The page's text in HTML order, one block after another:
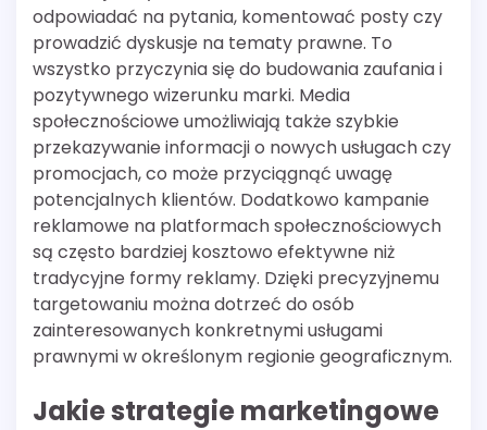
odpowiadać na pytania, komentować posty czy
prowadzić dyskusje na tematy prawne. To
wszystko przyczynia się do budowania zaufania i
pozytywnego wizerunku marki. Media
społecznościowe umożliwiają także szybkie
przekazywanie informacji o nowych usługach czy
promocjach, co może przyciągnąć uwagę
potencjalnych klientów. Dodatkowo kampanie
reklamowe na platformach społecznościowych
są często bardziej kosztowo efektywne niż
tradycyjne formy reklamy. Dzięki precyzyjnemu
targetowaniu można dotrzeć do osób
zainteresowanych konkretnymi usługami
prawnymi w określonym regionie geograficznym.
Jakie strategie marketingowe